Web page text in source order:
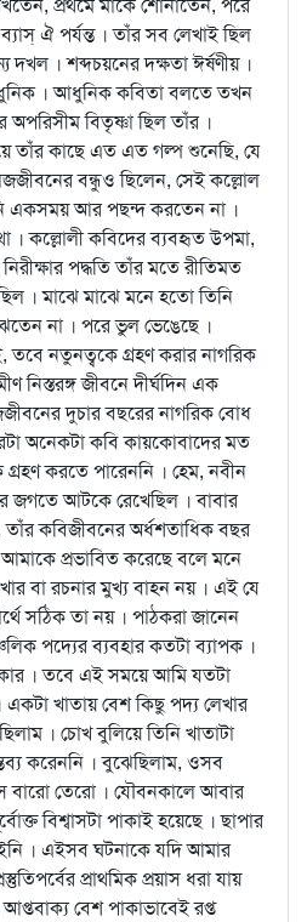
ঐ পর্যন্ত । তাঁর সব লেখাই ছিল
দখল । শব্দচয়নের দক্ষতা ঈর্ষণীয় ।
। আধুনিক কবিতা বলতে তখন
বিতৃষ্ণা ছিল তাঁর ।
তাঁর কাছে এত এত গল্প শুনেছি, যে
বন্ধুও ছিলেন, সেই কল্লোল
একসময় আর পছন্দ করতেন না ।
। কল্লোলী কবিদের ব্যবহৃত উপমা,
পদ্ধতি তাঁর মতে রীতিমত
। মাঝে মাঝে মনে হতো তিনি
না । পরে ভুল ভেঙেছে ।
নতুনত্বকে গ্রহণ করার নাগরিক
নিস্তরঙ্গ জীবনে দীর্ঘদিন এক
দুচার বছরের নাগরিক বোধ
অনেকটা কবি কায়কোবাদের মত
গ্রহণ করতে পারেননি । হেম, নবীন
জগতে আটকে রেখেছিল । বাবার
তাঁর কবিজীবনের অর্ধশতাধিক বছর
প্রভাবিত করেছে বলে মনে
বা রচনার মুখ্য বাহন নয় । এই যে
সঠিক তা নয় । পাঠকরা জানেন
পদ্যের ব্যবহার কতটা ব্যাপক ।
। তবে এই সময়ে আমি যতটা
একটা খাতায় বেশ কিছু পদ্য লেখার
। চোখ বুলিয়ে তিনি খাতাটা
করেননি । বুঝেছিলাম, ওসব
বারো তেরো । যৌবনকালে আবার
বিশ্বাসটা পাকাই হয়েছে । ছাপার
। এইসব ঘটনাকে যদি আমার
প্রাথমিক প্রয়াস ধরা যায়
বেশ পাকাভাবেই রপ্ত